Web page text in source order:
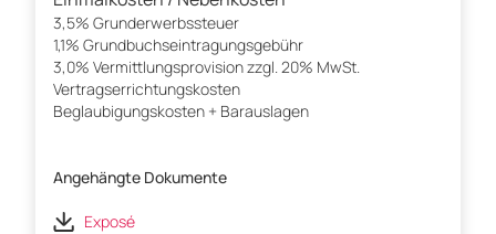
3,5% Grunderwerbssteuer
1,1% Grundbuchseintragungsgebühr
3,0% Vermittlungsprovision zzgl. 20% MwSt.
Vertragserrichtungskosten
Beglaubigungskosten + Barauslagen
Angehängte Dokumente
Exposé